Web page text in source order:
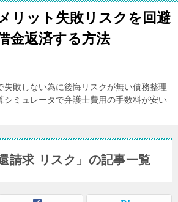
リット失敗リスクを回避
金返済する方法
失敗しない為に後悔リスクが無い債務整理
シミュレータで弁護士費用の手数料が安い
請求 リスク」の記事一覧